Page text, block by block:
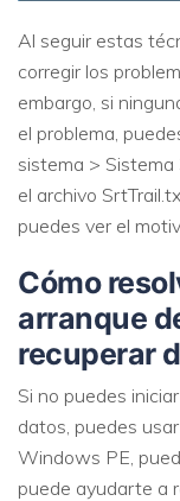
Al seguir estas
corregir los
embargo, si
el problema,
sistema >
el archivo
puedes ver el
Cómo
arranque
recuperar
Si no puedes
datos, puedes usar
Windows PE,
puede ayudarte a